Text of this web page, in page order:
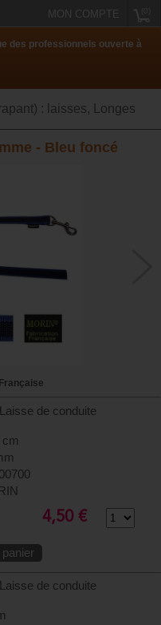
MON COMPTE
des professionnels ouverte à
: laisses, Longes
- Bleu foncé
de conduite
cm
4,50 €
panier
de conduite